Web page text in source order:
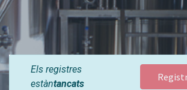
Els registres
estàntancats